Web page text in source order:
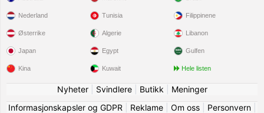
Nederland
Østerrike
Japan
Kina
Tunisia
Algerie
Egypt
Kuwait
Filippinene
Libanon
Gulfen
Hele listen
Nyheter| Svindlere| Butikk
Meninger
Informasjonskapsler og GDPR
Reklame| Om oss| Personvern|